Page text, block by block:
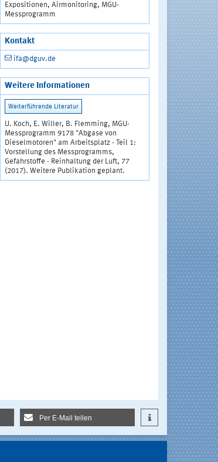
Expositionen, Airmonitoring, MGU-
Messprogramm
Kontakt
ifa@dguv.de
Weitere Informationen
U. Koch, E. Willer, B. Flemming, MGU-
Messprogramm 9178 "Abgase von
Dieselmotoren" am Arbeitsplatz - Teil 1:
Vorstellung des Messprogramms,
Gefahrstoffe - Reinhaltung der Luft, 77
(2017). Weitere Publikation geplant.
Per E-Mail teilen